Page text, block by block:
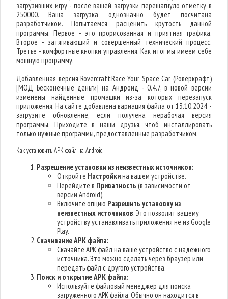
загрузивших игру - после вашей загрузки перешагнуло отметку в
250000. Ваша загрузка однозначно будет посчитана
разработчиком. Попытаемся расценить крутость данной
программы. Первое - это прорисованная и приятная графика.
Второе - затягивающий и совершенный технический процесс.
Третье - комфортные кнопки управления. Как итог мы имеем себе
мощную программу.
Добавленная версия Rovercraft:Race Your Space Car (Роверкрафт)
[МОД Бесконечные деньги] на Андроид - 0.4.7, в новой версии
изменены найденные промашки из-за которых перезапуск
приложения. На сайте добавлена вариация файла от 13.10.2024 -
загрузите обновление, если получена нерабочая версия
программы. Приходите в наши друзья, чтоб инсталлировать
только нужные программы, предоставленные разработчиком.
Как установить APK файл на Android
Разрешение установки из неизвестных источников:
Откройте Настройкина вашем устройстве.
Перейдите в Приватность (в зависимости от
версии Android).
Включите опцию Разрешить установку из
неизвестных источников. Это позволит вашему
устройству устанавливать приложения не из Google
Play.
Скачивание APK файла:
Скачайте APK файл на ваше устройство с надежного
источника. Это можно сделать через браузер или
передать файл с другого устройства.
Поиск и открытие APK файла:
Используйте файловый менеджер для поиска
загруженного APK файла. Обычно он находится в